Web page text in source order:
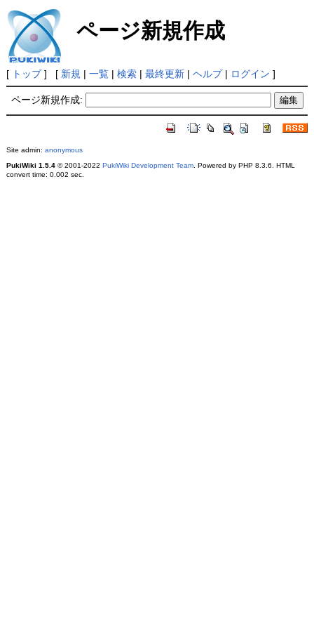
ページ新規作成
[ トップ] [ 新規 | 一覧| 検索| 最終更新| ヘルプ| ログイン ]
ページ新規作成:
Site admin: anonymous
PukiWiki 1.5.4© 2001-2022 PukiWiki Development Team. Powered by PHP 8.3.6. HTML
convert time: 0.002 sec.